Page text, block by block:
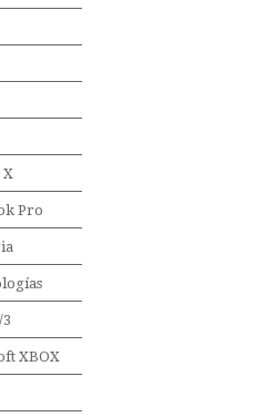
X
Pro
XBOX